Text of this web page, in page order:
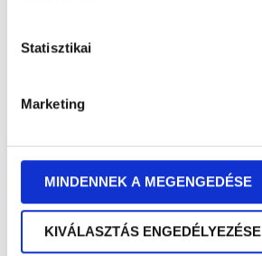
Statisztikai
Marketing
MINDENNEK A MEGENGEDÉSE
KIVÁLASZTÁS ENGEDÉLYEZÉSE